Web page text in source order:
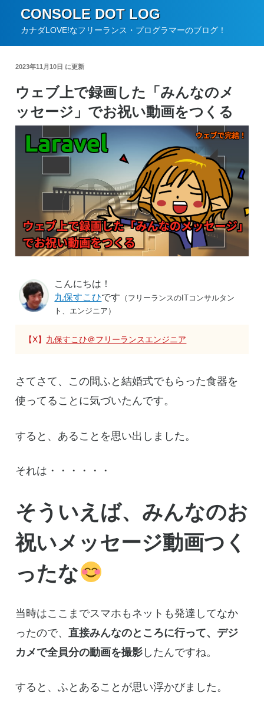
CONSOLE DOT LOG
カナダLOVE!なフリーランス・プログラマーのブログ！
2023年11月10日 に更新
ウェブ上で録画した「みんなのメ
ッセージ」でお祝い動画をつくる
こんにちは！
九保すこひです （フリーランスのITコンサルタン
ト、エンジニア）
【X】 九保すこひ＠フリーランスエンジニア
さてさて、この間ふと結婚式でもらった食器を
使ってることに気づいたんです。
すると、あることを思い出しました。
それは・・・・・・
そういえば、みんなのお
祝いメッセージ動画つく
ったな
当時はここまでスマホもネットも発達してなか
ったので、直接みんなのところに行って、デジ
カメで全員分の動画を撮影 したんですね。
すると、ふとあることが思い浮かびました。